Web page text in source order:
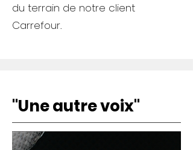
du terrain de notre client
Carrefour.
"Une autre voix"